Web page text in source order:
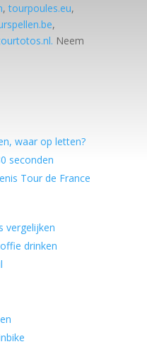
,tourpoules.eu,
,
Neem
waar op letten?
seconden
Tour de France
vergelijken
drinken